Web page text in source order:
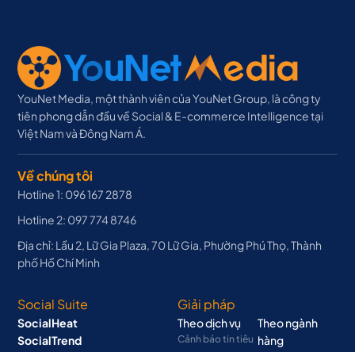
YouNet Media, một thành viên của YouNet Group, là công ty
tiên phong dẫn đầu về Social & E-commerce Intelligence tại
Việt Nam và Đông Nam Á.
Về chúng tôi
Hotline 1: 096 167 2878
Hotline 2: 097 774 8746
Địa chỉ: Lầu 2, Lữ Gia Plaza, 70 Lữ Gia, Phường Phú Thọ, Thành
phố Hồ Chí Minh
Social Suite
SocialHeat
SocialTrend
Giải pháp
Theo dịch vụ
Cảnh báo tin tiêu
Theo ngành
hàng